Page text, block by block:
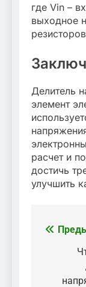
где Vin –
выходное
Делитель
элемент
расчет и
достичь
улучшить